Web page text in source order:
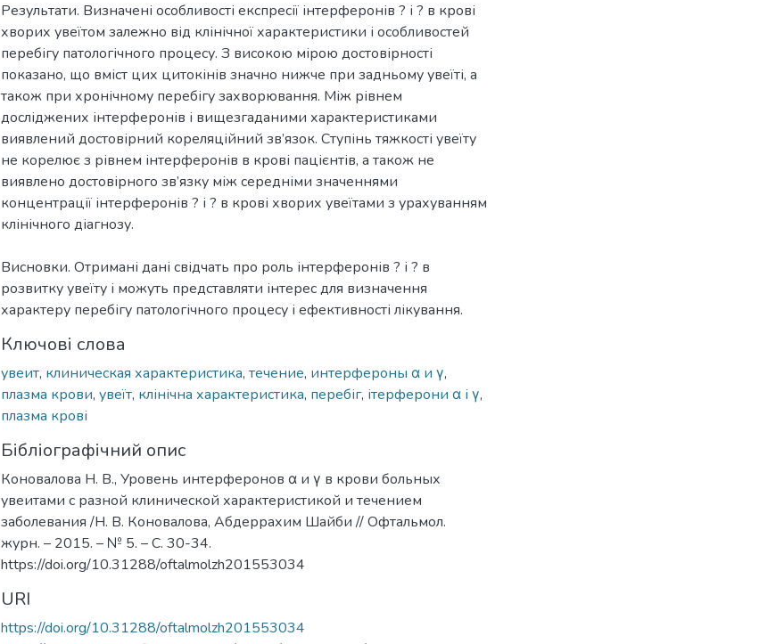
Результати. Визначені особливості експресії інтерферонів ? і ? в крові
хворих увеїтом залежно від клінічної характеристики і особливостей
перебігу патологічного процесу. З високою мірою достовірності
показано, що вміст цих цитокінів значно нижче при задньому увеїті, а
також при хронічному перебігу захворювання. Між рівнем
досліджених інтерферонів і вищезгаданими характеристиками
виявлений достовірний кореляційний зв’язок. Ступінь тяжкості увеїту
не корелює з рівнем інтерферонів в крові пацієнтів, а також не
виявлено достовірного зв’язку між середніми значеннями
концентрації інтерферонів ? і ? в крові хворих увеїтами з урахуванням
клінічного діагнозу.
Висновки. Отримані дані свідчать про роль інтерферонів ? і ? в
розвитку увеїту і можуть представляти інтерес для визначення
характеру перебігу патологічного процесу і ефективності лікування.
Ключові слова
увеит, клиническая характеристика, течение, интерфероны α и γ,
плазма крови, увеїт, клінічна характеристика, перебіг, ітерферони α і γ,
плазма крові
Бібліографічний опис
Коновалова Н. В., Уровень интерферонов α и γ в крови больных
увеитами с разной клинической характеристикой и течением
заболевания /Н. В. Коновалова, Абдеррахим Шайби // Офтальмол.
журн. – 2015. – № 5. – С. 30-34.
https://doi.org/10.31288/oftalmolzh201553034
URI
https://doi.org/10.31288/oftalmolzh201553034